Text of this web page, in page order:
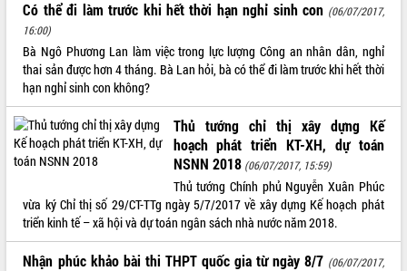
HỆ THỐNG VĂN BẢN
VĂN BẢN HĐND TỈNH
ĐIỂM TIN VĂN BẢN
QUY HOẠCH - KẾ HOẠCH
Có thể đi làm trước khi hết thời hạn nghỉ sinh con (06/07/2017,
16:00)
Bà Ngô Phương Lan làm việc trong lực lượng Công an nhân dân, nghỉ
thai sản được hơn 4 tháng. Bà Lan hỏi, bà có thể đi làm trước khi hết thời
hạn nghỉ sinh con không?
Thủ tướng chỉ thị xây dựng Kế
hoạch phát triển KT-XH, dự toán
NSNN 2018 (06/07/2017, 15:59)
Thủ tướng Chính phủ Nguyễn Xuân Phúc
vừa ký Chỉ thị số 29/CT-TTg ngày 5/7/2017 về xây dựng Kế hoạch phát
triển kinh tế – xã hội và dự toán ngân sách nhà nước năm 2018.
Nhận phúc khảo bài thi THPT quốc gia từ ngày 8/7 (06/07/2017,